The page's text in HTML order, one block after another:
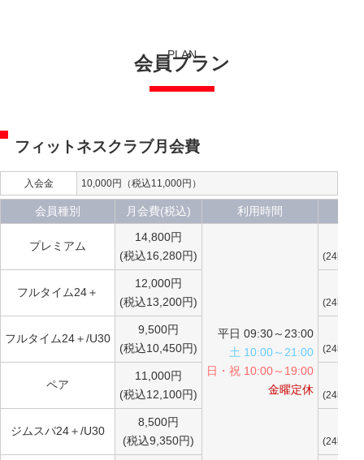
PLAN
会員プラン
フィットネスクラブ月会費
入会金 10,000円（税込11,000円）
会員種別 月会費(税込) 利用時間
プレミアム
14,800円
(税込16,280円)
平日 09:30～23:00
土 10:00～21:00
日・祝 10:00～19:00
金曜定休
(24h利用
フルタイム24＋
12,000円
(税込13,200円)
(24h利用
フルタイム24＋/U30
9,500円
(税込10,450円)
(24h利用
ペア
11,000円
(税込12,100円)
(24h利用
ジムスパ24＋/U30
8,500円
(税込9,350円)
(24h利用